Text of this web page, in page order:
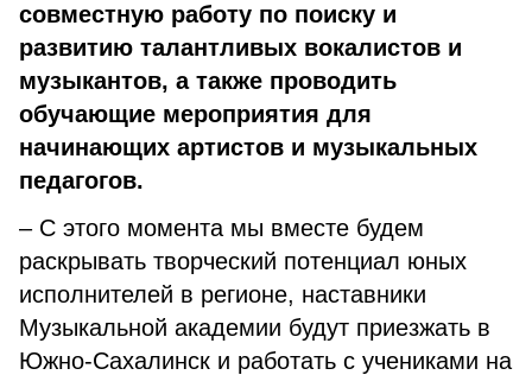
совместную работу по поиску и
развитию талантливых вокалистов и
музыкантов, а также проводить
обучающие мероприятия для
начинающих артистов и музыкальных
педагогов.
– С этого момента мы вместе будем
раскрывать творческий потенциал юных
исполнителей в регионе, наставники
Музыкальной академии будут приезжать в
Южно-Сахалинск и работать с учениками на